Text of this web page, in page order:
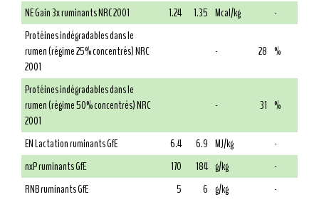
NE Gain 3x ruminants NRC 2001
1.24 1.35 Mcal/kg
-
Protéines indégradables dans le
rumen (régime 25% concentrés) NRC
2001
- 28 %
Protéines indégradables dans le
rumen (régime 50% concentrés) NRC
2001
- 31 %
EN Lactation ruminants GfE 6.4 6.9 MJ/kg
-
nxP ruminants GfE
170 184 g/kg
-
RNB ruminants GfE
5 6 g/kg -